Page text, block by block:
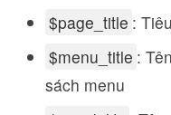
$page_title :
$menu_title :
sách menu